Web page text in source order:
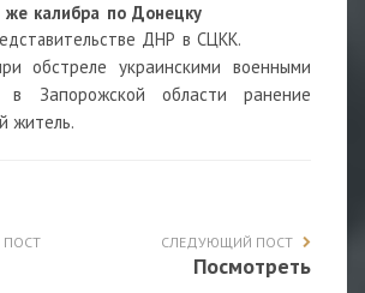
же калибра по Донецку
ДНР в СЦКК.
обстреле украинскими военными
в Запорожской области
ранение
житель.
СЛЕДУЮЩИЙ ПОСТ
Посмотреть